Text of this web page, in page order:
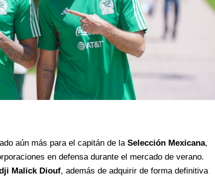
aún más para el capitán de la Selección Mexicana,
en defensa durante el mercado de verano.
Malick Diouf, además de adquirir de forma definitiva